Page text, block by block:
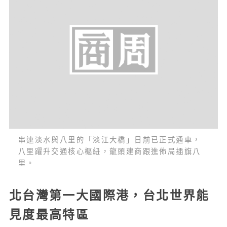
串連淡水與八里的「淡江大橋」日前已正式通車，
八里躍升交通核心樞紐，龍頭建商跟進佈局插旗八
里。
北台灣第一大國際港，台北世界能
見度最高特區